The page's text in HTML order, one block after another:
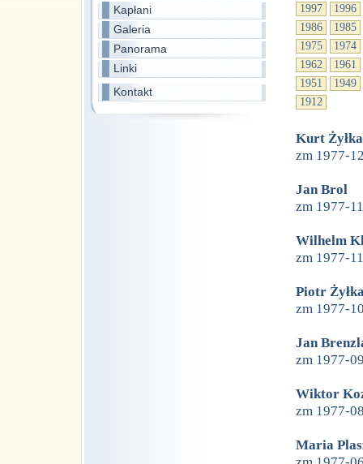
Kapłani
Galeria
Panorama
Linki
Kontakt
1997
1996
1986
1985
1975
1974
1962
1961
1951
1949
1912
Kurt Żyłka
zm 1977-
Jan Brol
zm 1977-
Wilhelm
zm 1977-
Piotr
zm 1977-
Jan
zm 1977-
Wiktor
zm 1977-
Maria